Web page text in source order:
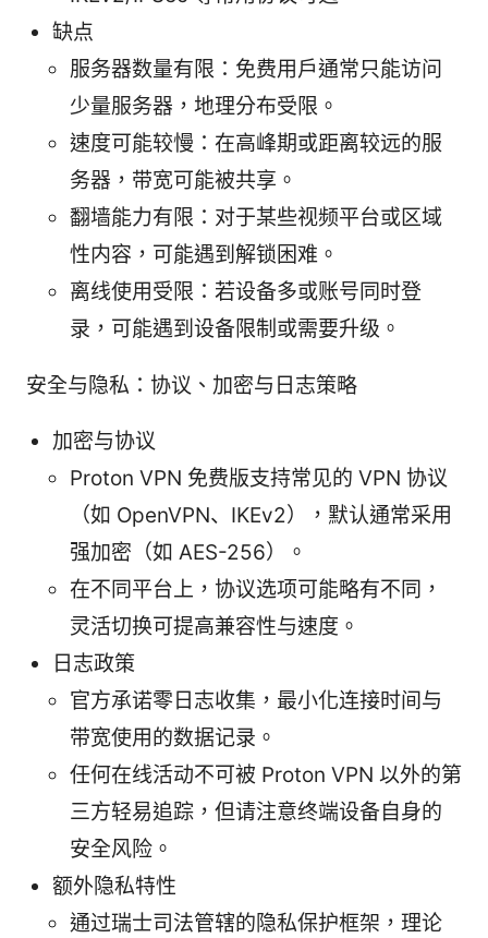
缺点
服务器数量有限：免费用户通常只能访问
少量服务器，地理分布受限。
速度可能较慢：在高峰期或距离较远的服
务器，带宽可能被共享。
翻墙能力有限：对于某些视频平台或区域
性内容，可能遇到解锁困难。
离线使用受限：若设备多或账号同时登
录，可能遇到设备限制或需要升级。
安全与隐私：协议、加密与日志策略
加密与协议
Proton VPN 免费版支持常见的 VPN 协议
（如 OpenVPN、IKEv2），默认通常采用
强加密（如 AES-256）。
在不同平台上，协议选项可能略有不同，
灵活切换可提高兼容性与速度。
日志政策
官方承诺零日志收集，最小化连接时间与
带宽使用的数据记录。
任何在线活动不可被 Proton VPN 以外的第
三方轻易追踪，但请注意终端设备自身的
安全风险。
额外隐私特性
通过瑞士司法管辖的隐私保护框架，理论